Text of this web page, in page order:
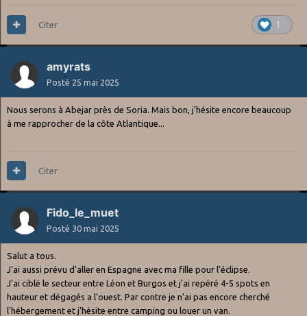
1
Citer
amyrats
Posté 25 mai 2025
Nous serons à Abejar près de Soria. Mais bon, j'hésite encore beaucoup
à me rapprocher de la côte Atlantique...
Citer
Fido_le_muet
Posté 30 mai 2025
Salut a tous.
J'ai aussi prévu d'aller en Espagne avec ma fille pour l'éclipse.
J'ai ciblé le secteur entre Léon et Burgos et j'ai repéré 4-5 spots en
hauteur et dégagés a l'ouest. Par contre je n'ai pas encore cherché
l'hébergement et j'hésite entre camping ou louer un van.